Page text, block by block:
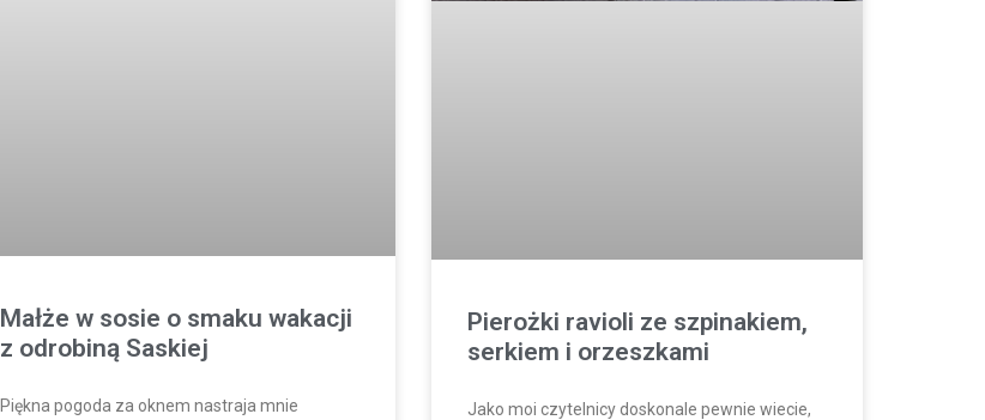
Małże w sosie o smaku wakacji
z odrobiną Saskiej
Piękna pogoda za oknem nastraja mnie
Pierożki ravioli ze szpinakiem,
serkiem i orzeszkami
Jako moi czytelnicy doskonale pewnie wiecie,